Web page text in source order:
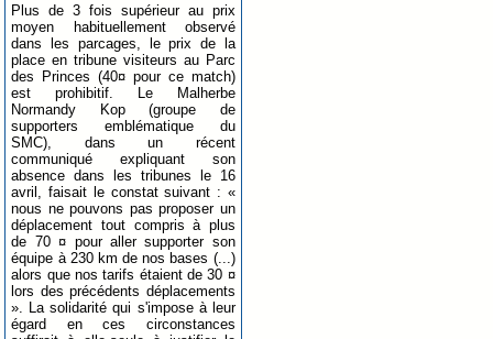
Plus de 3 fois supérieur au prix
moyen habituellement observé
dans les parcages, le prix de la
place en tribune visiteurs au Parc
des Princes (40¤ pour ce match)
est prohibitif. Le Malherbe
Normandy Kop (groupe de
supporters emblématique du
SMC), dans un récent
communiqué expliquant son
absence dans les tribunes le 16
avril, faisait le constat suivant : «
nous ne pouvons pas proposer un
déplacement tout compris à plus
de 70 ¤ pour aller supporter son
équipe à 230 km de nos bases (...)
alors que nos tarifs étaient de 30 ¤
lors des précédents déplacements
». La solidarité qui s'impose à leur
égard en ces circonstances